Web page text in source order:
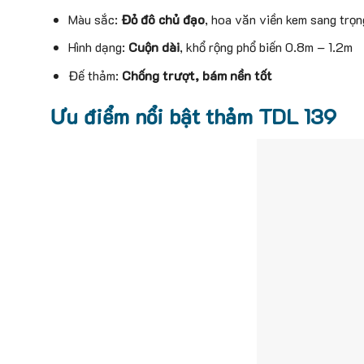
Màu sắc: Đỏ đô chủ đạo, hoa văn viền kem sang
Hình dạng: Cuộn dài, khổ rộng phổ biến 0.8m – 1.2m
Đế thảm: Chống trượt, bám nền tốt
Ưu điểm nổi bật thảm TDL 139